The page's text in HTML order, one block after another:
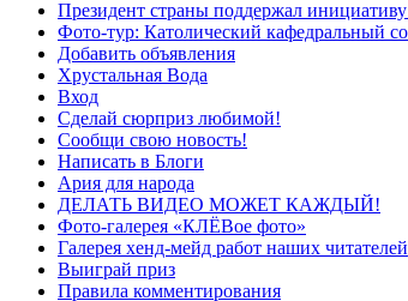
Президент страны поддержал
Фото-тур: Католический кафедральный
Добавить объявления
Хрустальная Вода
Вход
Сделай сюрприз любимой!
Сообщи свою новость!
Написать в Блоги
Ария для народа
ДЕЛАТЬ ВИДЕО МОЖЕТ КАЖДЫЙ!
Фото-галерея «КЛЁВое фото»
Галерея хенд-мейд работ наших читателей
Выиграй приз
Правила комментирования